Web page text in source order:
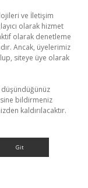
ve İletişim
olarak hizmet
olarak denetleme
Ancak, üyelerimiz
siteye üye olarak
düşündüğünüz
bildirmeniz
kaldırılacaktır.